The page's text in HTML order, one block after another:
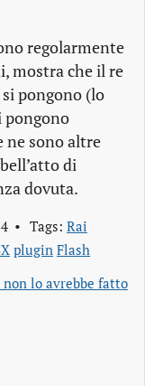
regolarmente
mostra che il re
pongono (lo
pongono
ne sono altre
di
dovuta.
Tags: Rai
plugin Flash
non lo avrebbe fatto